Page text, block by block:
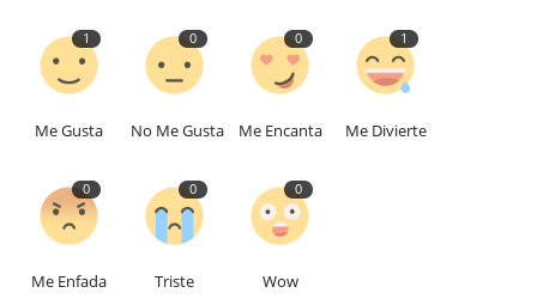
1
Me Gusta
0
No Me Gusta
0
Me Encanta
1
Me Divierte
0
Me Enfada
0
Triste
0
Wow